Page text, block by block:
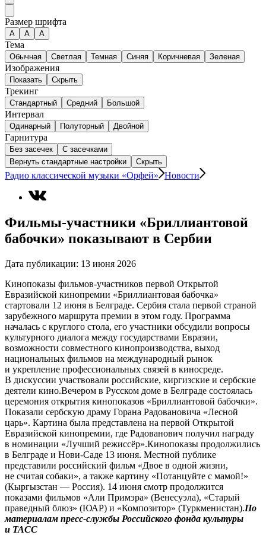
Размер шрифта
А A A
Тема
Обычная Светлая Темная Синяя Коричневая Зеленая
Изображения
Показать Скрыть
Трекинг
Стандартный Средний Большой
Интервал
Одинарный Полуторный Двойной
Гарнитура
Без засечек
С засечками
Вернуть стандартные настройки
Скрыть
Радио классической музыки «Орфей» Новости
Фильмы-участники «Бриллиантовой
бабочки» показывают в Сербии
Дата публикации: 13 июня 2026
Кинопоказы фильмов-участников первой Открытой
Евразийской кинопремии «Бриллиантовая бабочка»
стартовали 12 июня в Белграде. Сербия стала первой страной
зарубежного маршрута премии в этом году. Программа
началась с круглого стола, его участники обсудили вопросы
культурного диалога между государствами Евразии,
возможности совместного кинопроизводства, выход
национальных фильмов на международный рынок
и укрепление профессиональных связей в киносреде.
В дискуссии участвовали российские, киргизские и сербские
деятели кино.Вечером в Русском доме в Белграде состоялась
церемония открытия кинопоказов «Бриллиантовой бабочки».
Показали сербскую драму Горана Радовановича «Лесной
царь». Картина была представлена на первой Открытой
Евразийской кинопремии, где Радованович получил награду
в номинации «Лучший режиссёр».Кинопоказы продолжились
в Белграде и Нови-Саде 13 июня. Местной публике
представили российский фильм «Двое в одной жизни,
не считая собаки», а также картину «Потанцуйте с мамой!»
(Кыргызстан — Россия). 14 июня смотр продолжится
показами фильмов «Али Примэра» (Венесуэла), «Старый
праведный блюз» (ЮАР) и «Композитор» (Туркменистан).По
материалам пресс-службы Российского фонда культуры
и ТАСС